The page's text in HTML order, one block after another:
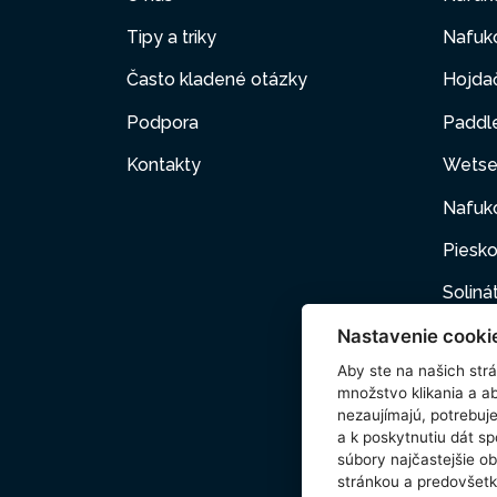
Tipy a triky
Často kladené otázky
Podpora
Kontakty
Nastavenie
Aby ste na našich
množstvo klikania a
nezaujímajú,
a k poskytnutiu dát
súbory najčastejšie
stránkou a